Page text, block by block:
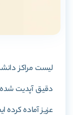
لیست مراکز
عزیز آماده کرده